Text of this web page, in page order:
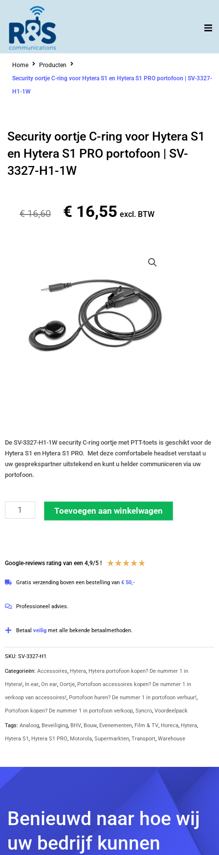
inhoud
Home
Producten
Security oortje C-ring voor Hytera S1 en Hytera S1 PRO portofoon | SV-3327-
H1-1W
Security oortje C-ring voor Hytera S1
en Hytera S1 PRO portofoon | SV-
3327-H1-1W
€16,60
Oorspronkelijke
€ 16,55 Huidige
excl. BTW
De SV-3327-H1-1W security C-ring oortje met PTT-toets is geschikt voor de
Hytera S1 en Hytera S1 PRO. Met deze comfortabele headset verstaat u
uw gesprekspartner uitstekend en kunt u helder communiceren via uw
portofoon.
Security
oortje
voor
S1
S1
portofoon
3327-
Toevoegen aan winkelwagen
Google-reviews rating van een 4,9/5 ! ★★★★★
Gratis verzending boven een bestelling van € 50,-
Professioneel advies.
Betaal veilig met alle bekende betaalmethoden.
SKU: SV-3327-H1
Categorieën: Accessoires, Hytera, Hytera portofoon kopen? De nummer 1 in
Hytera!, In ear, On ear, Oortje, Portofoon accessoires kopen? De nummer 1 in
verkoop van accessoires!, Portofoon huren? De nummer 1 in portofoon verhuur!,
Portofoon kopen? De nummer 1 in portofoon verkoop, Syncro, Voordeelpack
Tags: Analoog, Beveiliging, BHV, Bouw, Evenementen, Film & TV, Horeca, Hytera,
Hytera S1, Hytera S1 PRO, Motorola, Supermarkten, Transport, Warehouse
Benieuwd naar hoe wij
uw bedrijf kunnen